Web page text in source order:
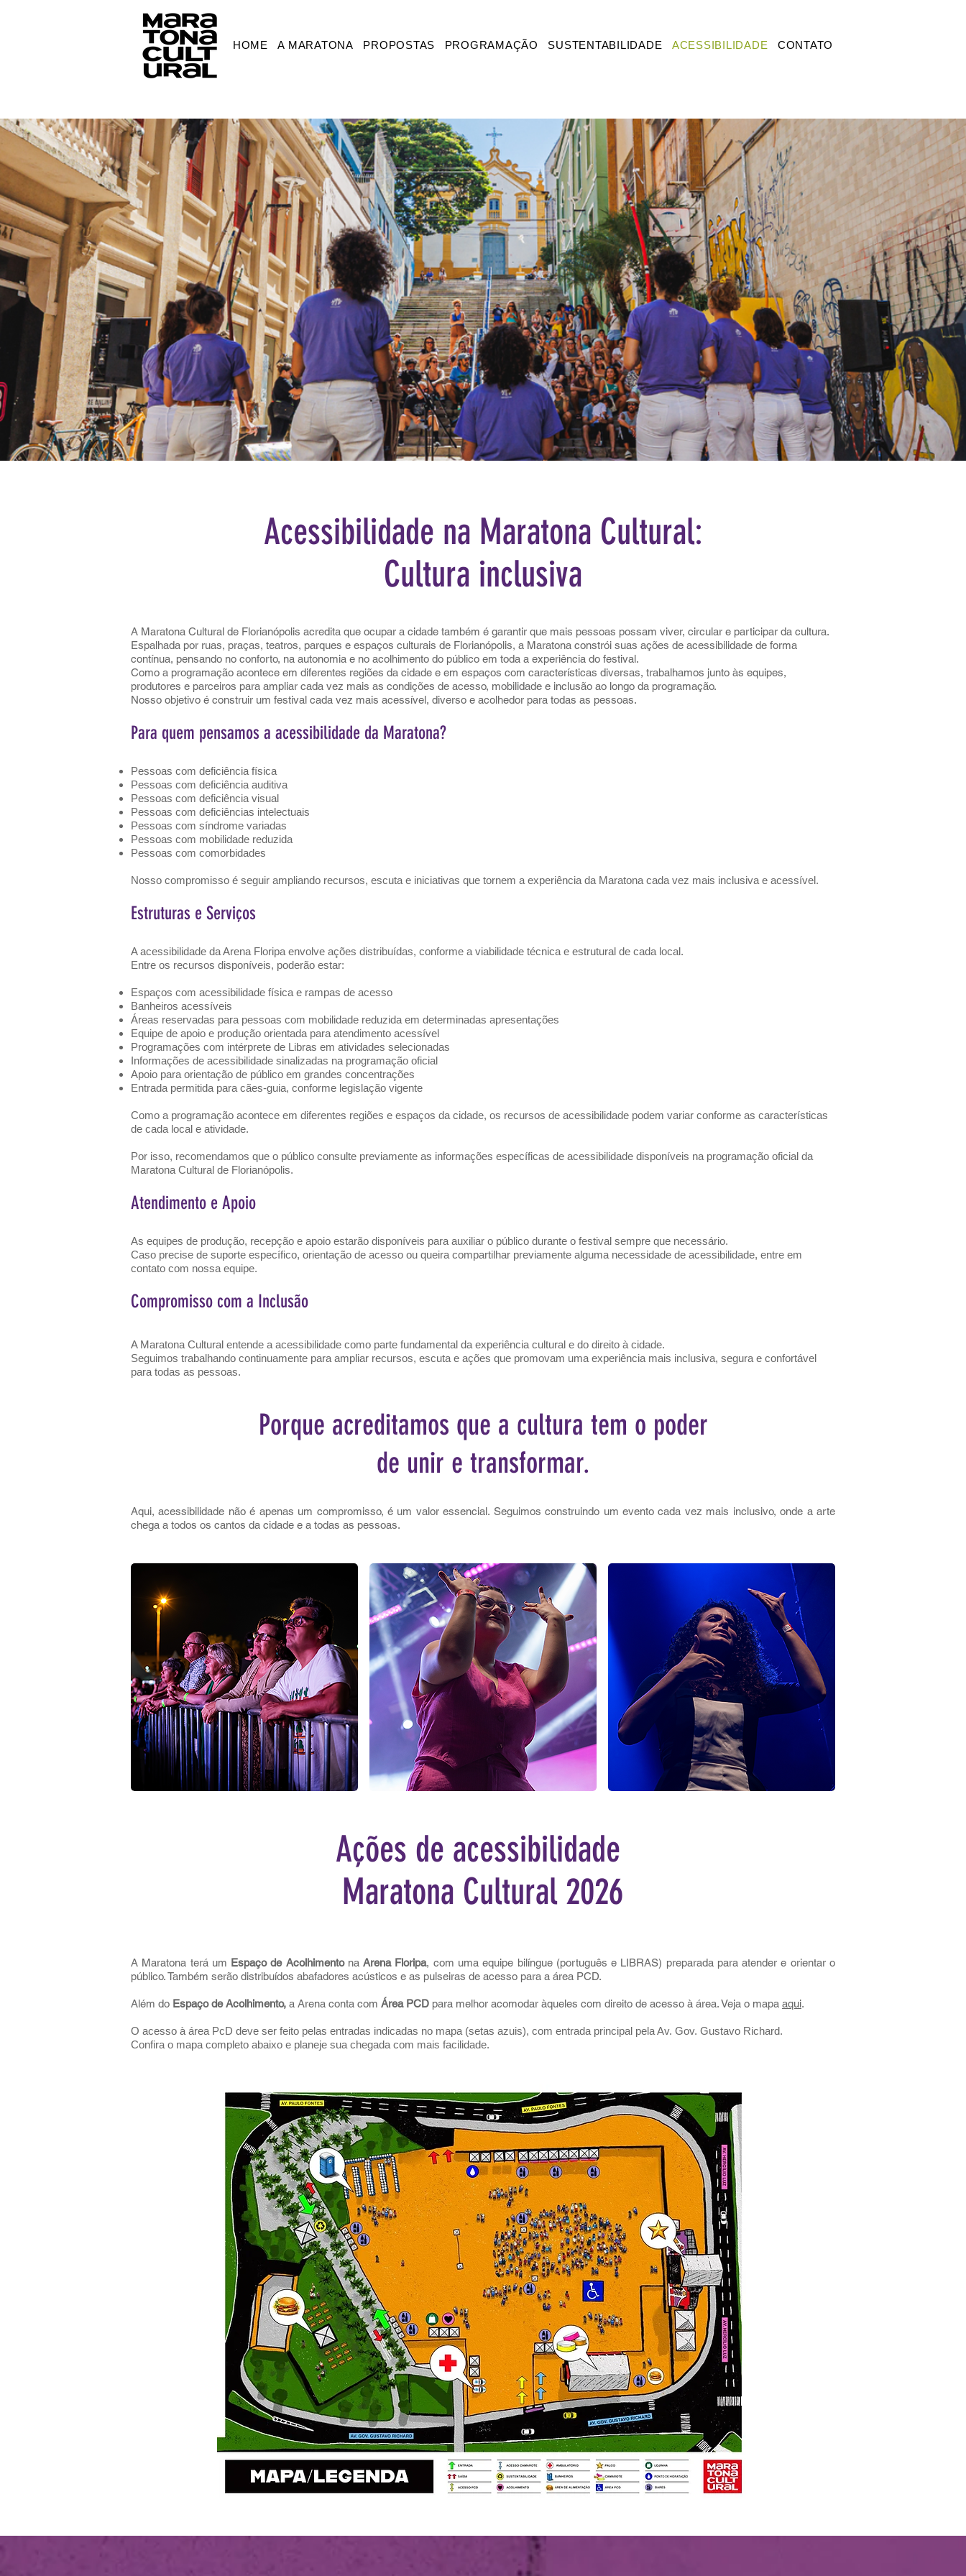
HOME A MARATONA PROPOSTAS PROGRAMAÇÃO SUSTENTABILIDADE ACESSIBILIDADE CONTATO
Acessibilidade na Maratona Cultural:
Cultura inclusiva
A Maratona Cultural de Florianópolis acredita que ocupar a cidade também é garantir que mais pessoas possam viver, circular e participar da cultura.
Espalhada por ruas, praças, teatros, parques e espaços culturais de Florianópolis, a Maratona constrói suas ações de acessibilidade de forma
contínua, pensando no conforto, na autonomia e no acolhimento do público em toda a experiência do festival.
Como a programação acontece em diferentes regiões da cidade e em espaços com características diversas, trabalhamos junto às equipes,
produtores e parceiros para ampliar cada vez mais as condições de acesso, mobilidade e inclusão ao longo da programação.
Nosso objetivo é construir um festival cada vez mais acessível, diverso e acolhedor para todas as pessoas.
Para quem pensamos a acessibilidade da Maratona?
Pessoas com deficiência física
Pessoas com deficiência auditiva
Pessoas com deficiência visual
Pessoas com deficiências intelectuais
Pessoas com síndrome variadas
Pessoas com mobilidade reduzida
Pessoas com comorbidades
Nosso compromisso é seguir ampliando recursos, escuta e iniciativas que tornem a experiência da Maratona cada vez mais inclusiva e acessível.
Estruturas e Serviços
A acessibilidade da Arena Floripa envolve ações distribuídas, conforme a viabilidade técnica e estrutural de cada local.
Entre os recursos disponíveis, poderão estar:
Espaços com acessibilidade física e rampas de acesso
Banheiros acessíveis
Áreas reservadas para pessoas com mobilidade reduzida em determinadas apresentações
Equipe de apoio e produção orientada para atendimento acessível
Programações com intérprete de Libras em atividades selecionadas
Informações de acessibilidade sinalizadas na programação oficial
Apoio para orientação de público em grandes concentrações
Entrada permitida para cães-guia, conforme legislação vigente
Como a programação acontece em diferentes regiões e espaços da cidade, os recursos de acessibilidade podem variar conforme as características
de cada local e atividade.
Por isso, recomendamos que o público consulte previamente as informações específicas de acessibilidade disponíveis na programação oficial da
Maratona Cultural de Florianópolis.
Atendimento e Apoio
As equipes de produção, recepção e apoio estarão disponíveis para auxiliar o público durante o festival sempre que necessário.
Caso precise de suporte específico, orientação de acesso ou queira compartilhar previamente alguma necessidade de acessibilidade, entre em
contato com nossa equipe.
Compromisso com a Inclusão
A Maratona Cultural entende a acessibilidade como parte fundamental da experiência cultural e do direito à cidade.
Seguimos trabalhando continuamente para ampliar recursos, escuta e ações que promovam uma experiência mais inclusiva, segura e confortável
para todas as pessoas.
Porque acreditamos que a cultura tem o poder
de unir e transformar.
Aqui, acessibilidade não é apenas um compromisso, é um valor essencial. Seguimos construindo um evento cada vez mais inclusivo, onde a arte
chega a todos os cantos da cidade e a todas as pessoas.
Ações de acessibilidade
Maratona Cultural 2026
A Maratona terá um Espaço de AcolhimentonaArena Floripa, com uma equipe bilíngue (português e LIBRAS) preparada para atender e orientar o
público. Também serão distribuídos abafadores acústicos e as pulseiras de acesso para a área PCD.
Além do Espaço de Acolhimento, a Arena conta com Área PCD para melhor acomodar àqueles com direito de acesso à área. Veja o mapa aqui.​
O acesso à área PcD deve ser feito pelas entradas indicadas no mapa (setas azuis), com entrada principal pela Av. Gov. Gustavo Richard.
Confira o mapa completo abaixo e planeje sua chegada com mais facilidade.